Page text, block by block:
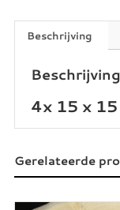
Beschrijving
Beschrijving
4x 15 x 15
Gerelateerde